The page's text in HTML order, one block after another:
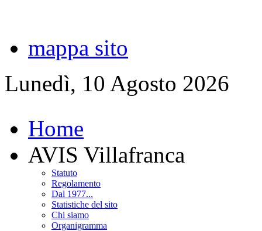
mappa sito
Lunedì, 10 Agosto 2026
Home
AVIS Villafranca
Statuto
Regolamento
Dal 1977...
Statistiche del sito
Chi siamo
Organigramma